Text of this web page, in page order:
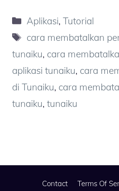
Kategori
Aplikasi,Tutorial
Tag
cara membatalkan
tunaiku, cara
aplikasi tunaiku, cara
di Tunaiku, cara
tunaiku, tunaiku
Contact Terms Of